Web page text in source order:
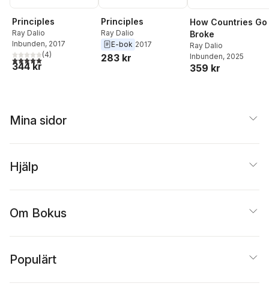
Principles
Ray Dalio
Inbunden, 2017
5,0utav 5 stjärnor. Totalt antal röster:
(4)
344 kr
Principles
Ray Dalio
E-bok 2017
283 kr
How Countries Go
Broke
Ray Dalio
Inbunden, 2025
359 kr
Mina sidor
Hjälp
Om Bokus
Populärt